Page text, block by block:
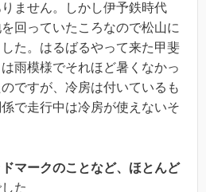
ません。しかし伊予鉄時代
回っていたころなので松山に
た。はるばるやって来た甲斐
雨模様でそれほど暑くなかっ
ですが、冷房は付いているも
で走行中は冷房が使えないそ
マークのことなど、ほとんど
た